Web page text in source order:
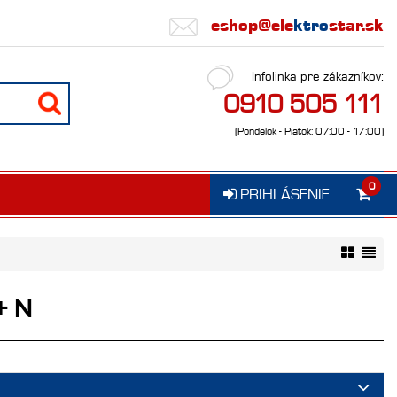
eshop@elektrostar.sk
Infolinka pre zákazníkov:
0910 505 111
(Pondelok - Piatok: 07:00 - 17:00)
PRIHLÁSENIE 0
N